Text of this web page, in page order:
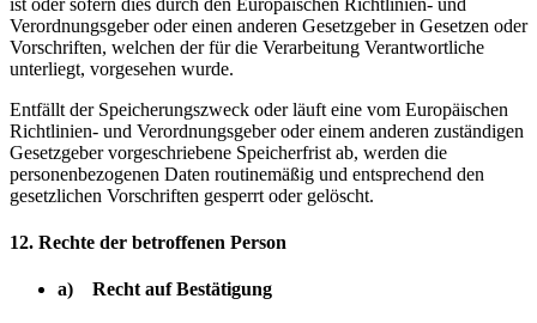
Verordnungsgeber oder einen anderen Gesetzgeber in Gesetzen oder
Vorschriften, welchen der für die Verarbeitung Verantwortliche
unterliegt, vorgesehen wurde.
Entfällt der Speicherungszweck oder läuft eine vom Europäischen
Richtlinien- und Verordnungsgeber oder einem anderen zuständigen
Gesetzgeber vorgeschriebene Speicherfrist ab, werden die
personenbezogenen Daten routinemäßig und entsprechend den
gesetzlichen Vorschriften gesperrt oder gelöscht.
12. Rechte der betroffenen Person
a) Recht auf Bestätigung